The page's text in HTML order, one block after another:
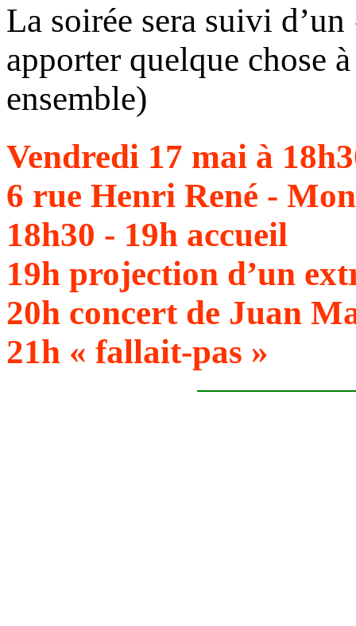
La soirée sera suivi
apporter quelque chose
ensemble)
Vendredi 17 mai à
6 rue Henri René -
18h30 - 19h accueil
19h projection d’un
20h concert de Juan
21h « fallait-pas »